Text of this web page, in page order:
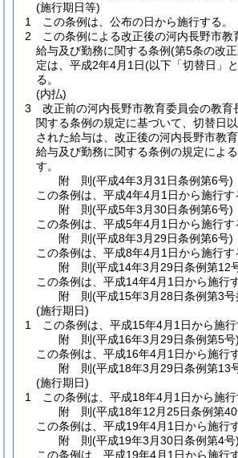
(施行期日等)
1
この条例は、公布の日から施行する。
2
この条例による改正後の河内長野市
給与及び勤務に関する条例(第5条の改
定は、平成2年4月1日(以下「切替日」
る。
(内払)
3
改正前の河内長野市教育委員会の教育
関する条例の規定に基づいて、切替日
された給与は、改正後の河内長野市教
給与及び勤務に関する条例の規定によ
す。
附 則(平成4年3月31日条例第6号)
この条例は、平成4年4月1日から施行す
附 則(平成5年3月30日条例第6号)
この条例は、平成5年4月1日から施行す
附 則(平成8年3月29日条例第6号)
この条例は、平成8年4月1日から施行す
附 則(平成14年3月29日条例第12
この条例は、平成14年4月1日から施行す
附 則(平成15年3月28日条例第3号
(施行期日)
1
この条例は、平成15年4月1日から施行
附 則(平成16年3月29日条例第5号)
この条例は、平成16年4月1日から施行す
附 則(平成18年3月29日条例第13
(施行期日)
1
この条例は、平成18年4月1日から施行
附 則(平成18年12月25日条例第
この条例は、平成19年4月1日から施行す
附 則(平成19年3月30日条例第4号)
この条例は、平成19年4月1日から施行す